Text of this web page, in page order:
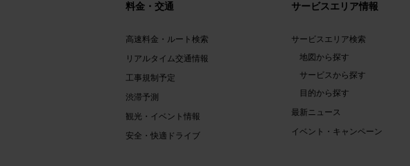
料金・交通
高速料金・ルート検索
リアルタイム交通情報
工事規制予定
渋滞予測
観光・イベント情報
安全・快適ドライブ
サービスエリア情報
サービスエリア検索
地図から探す
サービスから探す
目的から探す
最新ニュース
イベント・キャンペーン